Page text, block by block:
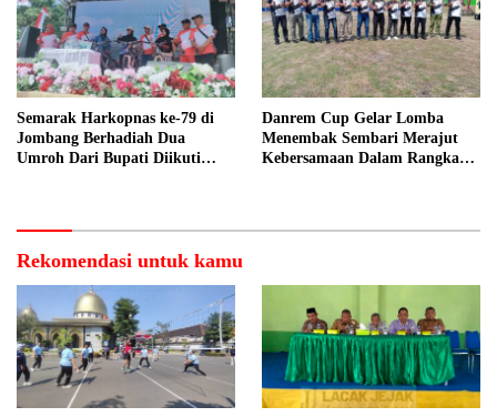
Semarak Harkopnas ke-79 di
Jombang Berhadiah Dua
Umroh Dari Bupati Diikuti
Danrem Cup Gelar Lomba
Menembak Sembari Merajut
Kebersamaan Dalam Rangka
Rekomendasi untuk kamu